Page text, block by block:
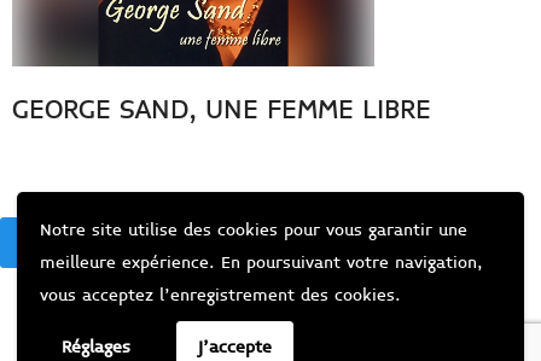
Notre site utilise des cookies pour vous garantir une
meilleure expérience. En poursuivant votre navigation,
vous acceptez l’enregistrement des cookies.
Réglages J'accepte
GEORGE SAND, UNE FEMME LIBRE
BACK